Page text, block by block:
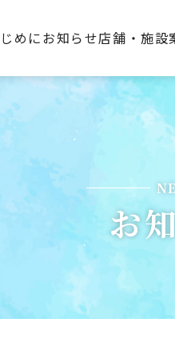
めにお知らせ店舗・施設
お